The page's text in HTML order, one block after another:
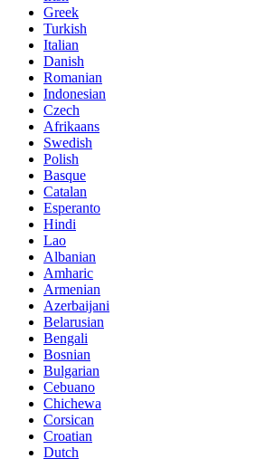
Greek
Turkish
Italian
Danish
Romanian
Indonesian
Czech
Afrikaans
Swedish
Polish
Basque
Catalan
Esperanto
Hindi
Lao
Albanian
Amharic
Armenian
Azerbaijani
Belarusian
Bengali
Bosnian
Bulgarian
Cebuano
Chichewa
Corsican
Croatian
Dutch